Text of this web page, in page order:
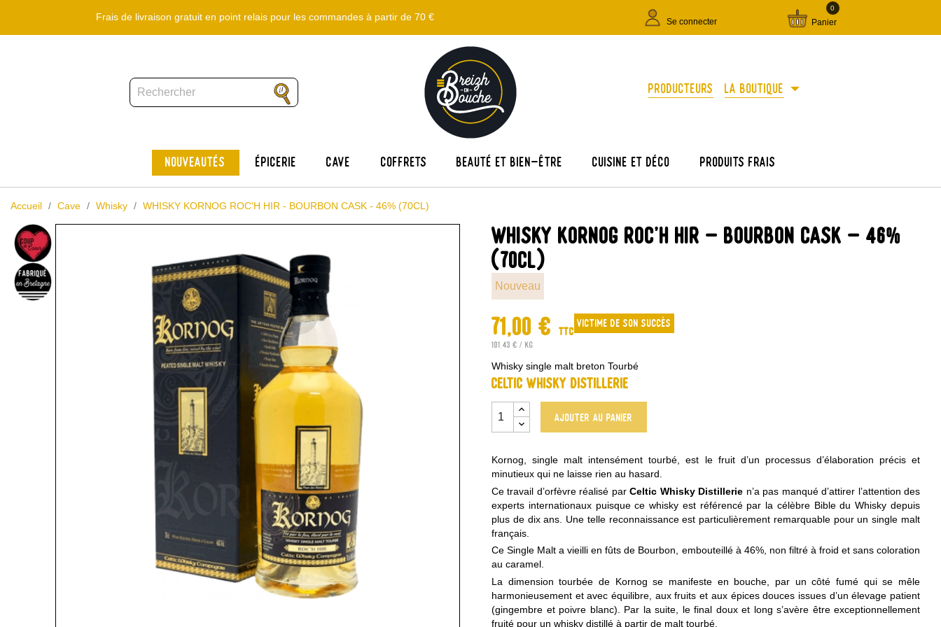
Frais de livraison gratuit en point relais pour les commandes à partir de 70 € Se connecter Panier
0
Producteurs La boutique arrow_drop_down
Nouveautés Épicerie Cave Coffrets Beauté et bien-être Cuisine et déco Produits frais
Accueil Cave Whisky WHISKY KORNOG ROC'H HIR - BOURBON CASK - 46% (70CL)
WHISKY KORNOG ROC'H HIR - BOURBON CASK - 46%
(70CL)
Nouveau
71,00 € TTC
101,43 € / kg
Victime de son succès
Whisky single malt breton Tourbé
Celtic Whisky Distillerie
Ajouter au panier
Kornog, single malt intensément tourbé, est le fruit d’un processus d’élaboration précis et
minutieux qui ne laisse rien au hasard.
Ce travail d’orfèvre réalisé parCeltic Whisky Distillerie n’a pas manqué d’attirer l’attention des
experts internationaux puisque ce whisky est référencé par la célèbre Bible du Whisky depuis
plus de dix ans. Une telle reconnaissance est particulièrement remarquable pour un single malt
français.
Ce Single Malt a vieilli en fûts de Bourbon, embouteillé à 46%, non filtré à froid et sans coloration
au caramel.
La dimension tourbée de Kornog se manifeste en bouche, par un côté fumé qui se mêle
harmonieusement et avec équilibre, aux fruits et aux épices douces issues d’un élevage patient
(gingembre et poivre blanc). Par la suite, le final doux et long s’avère être exceptionnellement
fruité pour un whisky distillé à partir de malt tourbé.